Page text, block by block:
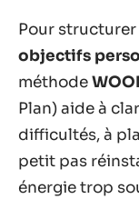
Pour
objectifs
méthode
Plan) aide à
difficultés, à
petit pas
énergie trop